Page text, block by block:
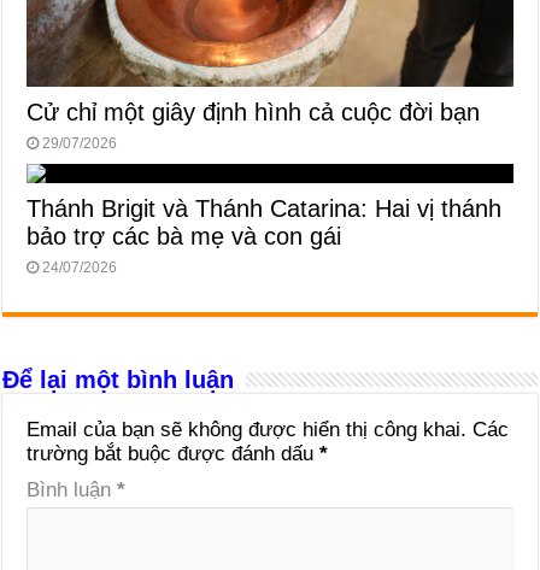
Cử chỉ một giây định hình cả cuộc đời bạn
29/07/2026
Thánh Brigit và Thánh Catarina: Hai vị thánh
bảo trợ các bà mẹ và con gái
24/07/2026
Để lại một bình luận
Email của bạn sẽ không được hiển thị công khai. Các
trường bắt buộc được đánh dấu*
Bình luận*